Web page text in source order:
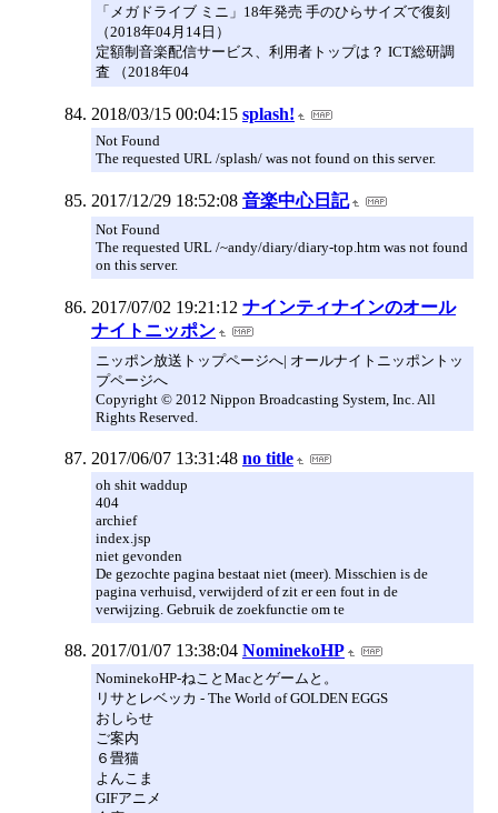
「メガドライブ ミニ」18年発売 手のひらサイズで復刻
（2018年04月14日）
定額制音楽配信サービス、利用者トップは？ ICT総研調
査 （2018年04
2018/03/15 00:04:15 splash!
Not Found
The requested URL /splash/ was not found on this server.
2017/12/29 18:52:08 音楽中心日記
Not Found
The requested URL /~andy/diary/diary-top.htm was not found
on this server.
2017/07/02 19:21:12 ナインティナインのオール
ナイトニッポン
ニッポン放送トップページへ| オールナイトニッポントッ
プページへ
Copyright © 2012 Nippon Broadcasting System, Inc. All
Rights Reserved.
2017/06/07 13:31:48 no title
oh shit waddup
404
archief
index.jsp
niet gevonden
De gezochte pagina bestaat niet (meer). Misschien is de
pagina verhuisd, verwijderd of zit er een fout in de
verwijzing. Gebruik de zoekfunctie om te
2017/01/07 13:38:04 NominekoHP
NominekoHP-ねことMacとゲームと。
リサとレベッカ - The World of GOLDEN EGGS
おしらせ
ご案内
６畳猫
よんこま
GIFアニメ